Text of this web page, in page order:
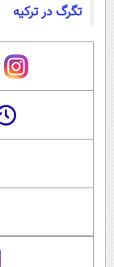
تگرگ در ترکیه